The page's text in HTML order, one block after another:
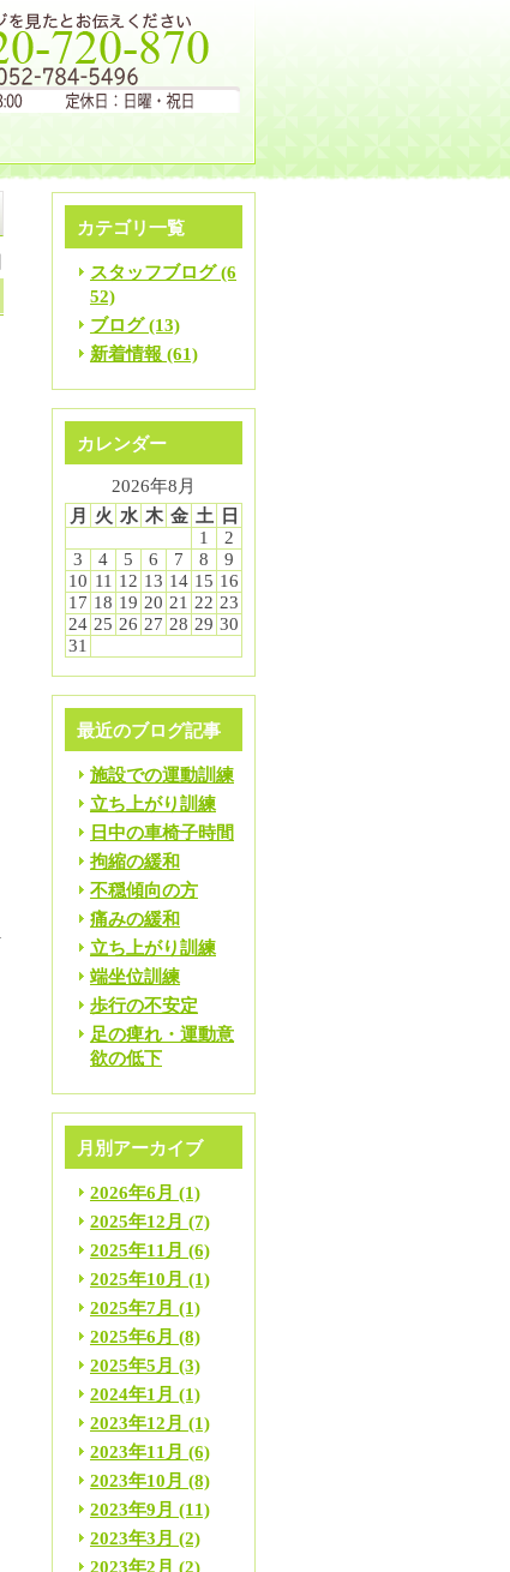
カテゴリ一覧
スタッフブログ (6
52)
ブログ (13)
新着情報 (61)
カレンダー
2026年8月
月
火 水 木 金 土
日
1
2
3
4 5 6 7 8
9
10 11 12 13 14 15 16
17 18 19 20 21 22 23
24 25 26 27 28 29 30
31
最近のブログ記事
施設での運動訓練
立ち上がり訓練
日中の車椅子時間
拘縮の緩和
不穏傾向の方
痛みの緩和
立ち上がり訓練
端坐位訓練
歩行の不安定
足の痺れ・運動意
欲の低下
月別アーカイブ
2026年6月 (1)
2025年12月 (7)
2025年11月 (6)
2025年10月 (1)
2025年7月 (1)
2025年6月 (8)
2025年5月 (3)
2024年1月 (1)
2023年12月 (1)
2023年11月 (6)
2023年10月 (8)
2023年9月 (11)
2023年3月 (2)
2023年2月 (2)